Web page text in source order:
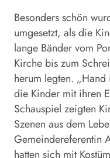
Besonders schön
umgesetzt, als die
lange Bänder vom
Kirche bis zum
herum legten.
die Kinder mit ihren
Schauspiel zeigten
Szenen aus dem
Gemeindereferentin
hatten sich mit